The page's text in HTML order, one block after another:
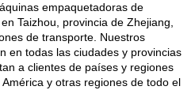
empaquetadoras de
Taizhou, provincia de Zhejiang,
de transporte. Nuestros
en todas las ciudades y provincias
a clientes de países y regiones
y otras regiones de todo el